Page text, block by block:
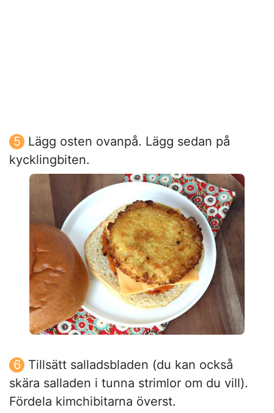
Lägg osten ovanpå. Lägg sedan på
kycklingbiten.
Tillsätt salladsbladen (du kan också
skära salladen i tunna strimlor om du vill).
Fördela kimchibitarna överst.